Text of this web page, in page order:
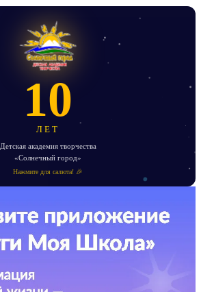
10
ЛЕТ
Детская академия творчества
«Солнечный город»
Нажмите для салюта! 🎉